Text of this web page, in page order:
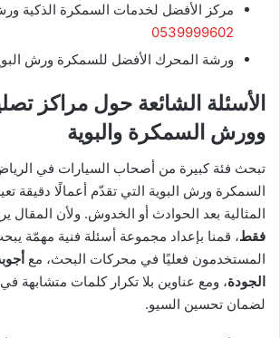
مركز الأفضل لخدمات السمكرة الذكية
0539999602
ورشة المحرك الأفضل للسمكرة ورش
الأسئلة الشائعة حول مراكز
وورش السمكرة والبوية
تبحث فئة كبيرة من أصحاب السيارات في
السمكرة ورش البوية التي تقدّم أعمالًا دقيقة
المثالية بعد الحوادث أو الخدوش. ولأن المقال
فقط، قمنا بإعداد مجموعة أسئلة فنية مهمّة
المستخدمون فعليًا في محركات البحث، مع
الجودة، ومع عناوين بلا تكرار كلمات متشابهة
لضمان تحسين السيو.